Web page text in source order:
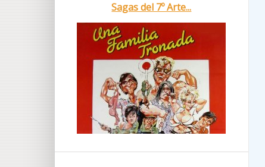
Sagas del 7º Arte...